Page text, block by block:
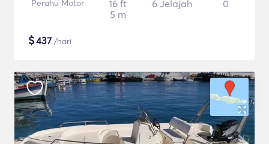
Perahu Motor
16 ft
5 m
6 Jelajah 0
$437 /hari